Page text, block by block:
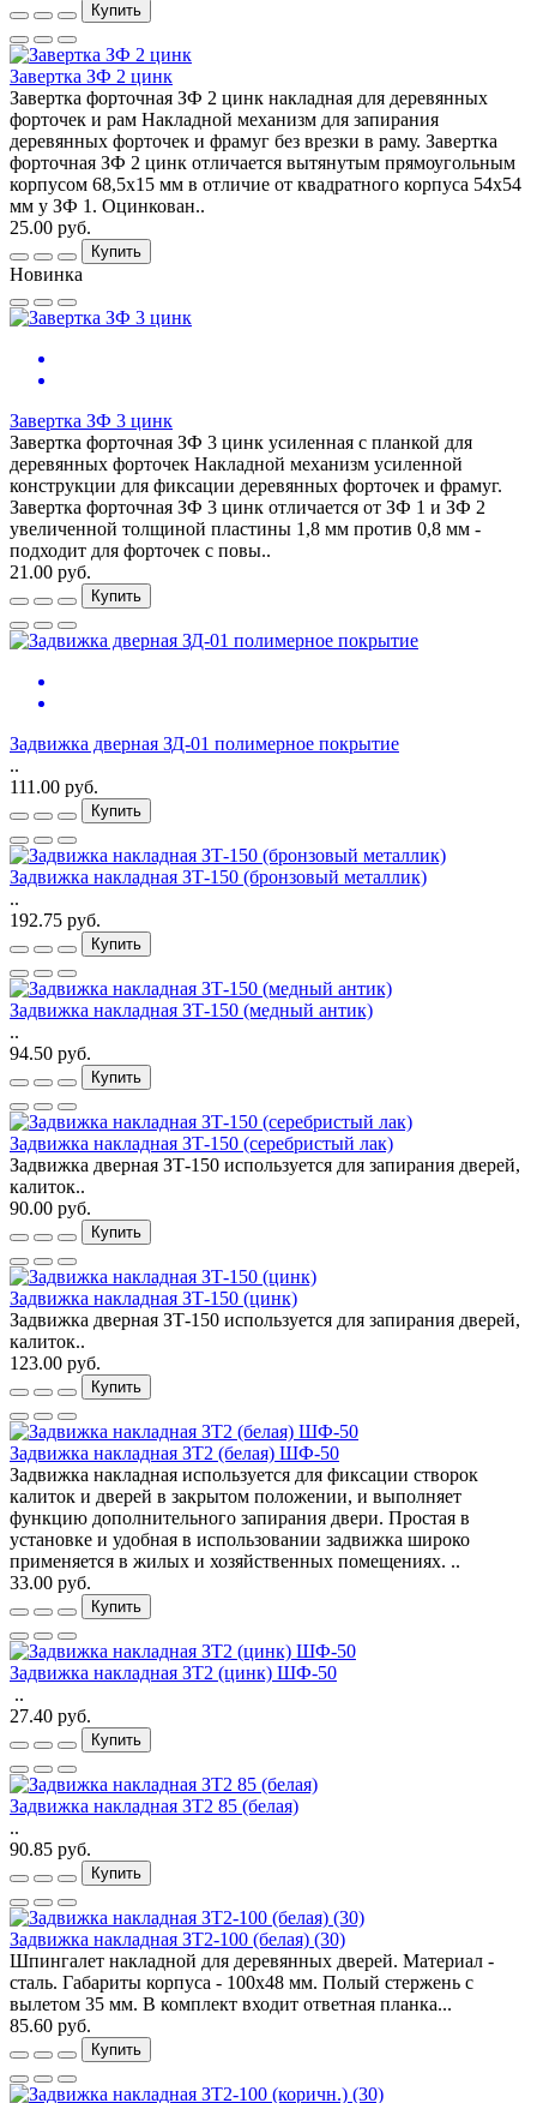
Купить
Завертка ЗФ 2 цинк
Завертка форточная ЗФ 2 цинк накладная для деревянных
форточек и рам Накладной механизм для запирания
деревянных форточек и фрамуг без врезки в раму. Завертка
форточная ЗФ 2 цинк отличается вытянутым прямоугольным
корпусом 68,5х15 мм в отличие от квадратного корпуса 54х54
мм у ЗФ 1. Оцинкован..
25.00 руб.
Купить
Новинка
Завертка ЗФ 3 цинк
Завертка форточная ЗФ 3 цинк усиленная с планкой для
деревянных форточек Накладной механизм усиленной
конструкции для фиксации деревянных форточек и фрамуг.
Завертка форточная ЗФ 3 цинк отличается от ЗФ 1 и ЗФ 2
увеличенной толщиной пластины 1,8 мм против 0,8 мм -
подходит для форточек с повы..
21.00 руб.
Купить
Задвижка дверная ЗД-01 полимерное покрытие
..
111.00 руб.
Купить
Задвижка накладная ЗТ-150 (бронзовый металлик)
..
192.75 руб.
Купить
Задвижка накладная ЗТ-150 (медный антик)
..
94.50 руб.
Купить
Задвижка накладная ЗТ-150 (серебристый лак)
Задвижка дверная ЗТ-150 используется для запирания дверей,
калиток..
90.00 руб.
Купить
Задвижка накладная ЗТ-150 (цинк)
Задвижка дверная ЗТ-150 используется для запирания дверей,
калиток..
123.00 руб.
Купить
Задвижка накладная ЗТ2 (белая) ШФ-50
Задвижка накладная используется для фиксации створок
калиток и дверей в закрытом положении, и выполняет
функцию дополнительного запирания двери. Простая в
установке и удобная в использовании задвижка широко
применяется в жилых и хозяйственных помещениях. ..
33.00 руб.
Купить
Задвижка накладная ЗТ2 (цинк) ШФ-50
..
27.40 руб.
Купить
Задвижка накладная ЗТ2 85 (белая)
..
90.85 руб.
Купить
Задвижка накладная ЗТ2-100 (белая) (30)
Шпингалет накладной для деревянных дверей. Материал -
сталь. Габариты корпуса - 100х48 мм. Полый стержень с
вылетом 35 мм. В комплект входит ответная планка...
85.60 руб.
Купить